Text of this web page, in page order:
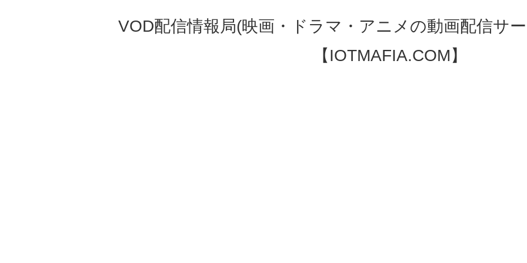
VOD配信情報局(映画・ドラマ・アニメの動画配信サ
【IOTMAFIA.COM】